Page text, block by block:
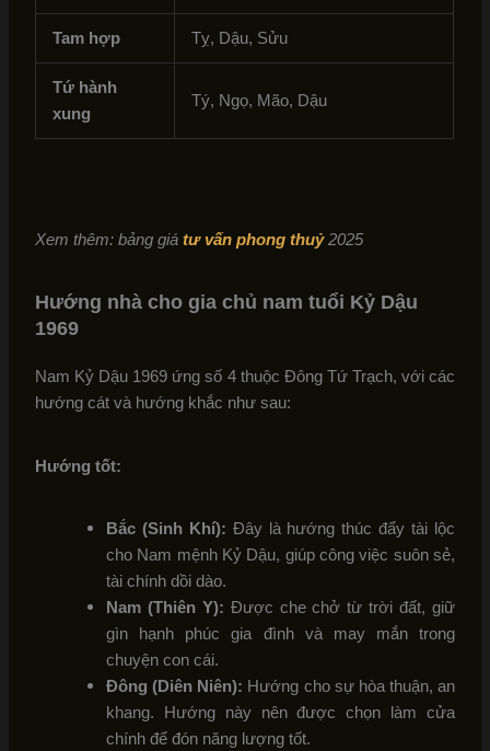
Tam hợp Tỵ, Dậu, Sửu
Tứ hành
xung
Tý, Ngọ, Mão, Dậu
Xem thêm: bảng giátư vấn phong thuỷ2025
Hướng nhà cho gia chủ nam tuổi Kỷ Dậu
1969
Nam Kỷ Dậu 1969 ứng số 4 thuộc Đông Tứ Trạch, với các
hướng cát và hướng khắc như sau:
Hướng tốt:
Bắc (Sinh Khí): Đây là hướng thúc đẩy tài lộc
cho Nam mệnh Kỷ Dậu, giúp công việc suôn sẻ,
tài chính dồi dào.
Nam (Thiên Y): Được che chở từ trời đất, giữ
gìn hạnh phúc gia đình và may mắn trong
chuyện con cái.
Đông (Diên Niên): Hướng cho sự hòa thuận, an
khang. Hướng này nên được chọn làm cửa
chính để đón năng lượng tốt.